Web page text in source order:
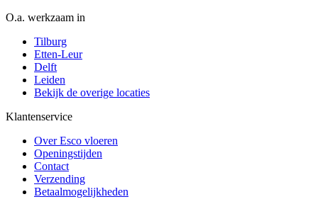
O.a. werkzaam in
Tilburg
Etten-Leur
Delft
Leiden
Bekijk de overige locaties
Klantenservice
Over Esco vloeren
Openingstijden
Contact
Verzending
Betaalmogelijkheden